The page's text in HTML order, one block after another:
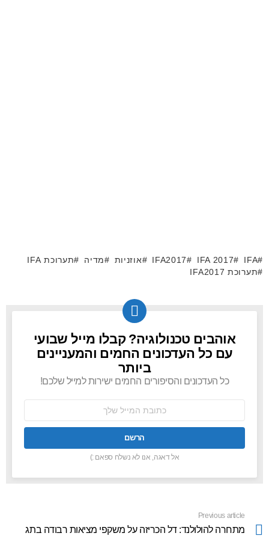
IFA
IFA 2017
IFA2017 אוזניות מדיה
תערוכת IFA
תערוכת IFA2017
NEWSLETTER
אוהבים טכנולוגיה? קבלו מייל שבועי
עם כל העדכונים החמים והמעניינים
ביותר
כל העדכונים והסיפורים החמים ישירות למייל שלכם!
אל דאגה, אנו לא נשלח ספאם :)
more
Previous article
מתחרה להולולנד: דל הכריזה על משקפי מציאות רבודה בתג